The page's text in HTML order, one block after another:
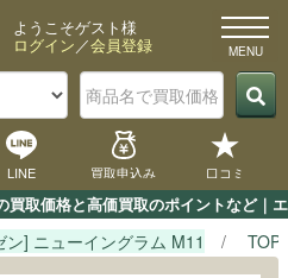
取価格と高価買取のポイントなど｜
ようこそゲスト様
ログイン／会員登録
LINE 買取申込み 口コミ
ン] ニューイングラム M11 TOP